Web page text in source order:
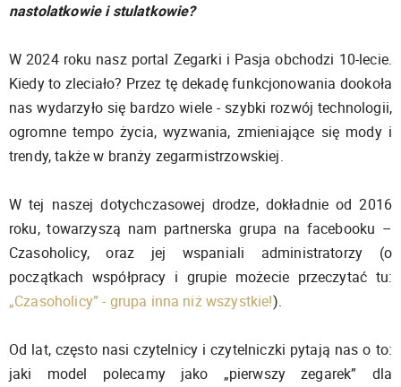
nastolatkowie i stulatkowie?
W 2024 roku nasz portal Zegarki i Pasja obchodzi 10-lecie.
Kiedy to zleciało? Przez tę dekadę funkcjonowania dookoła
nas wydarzyło się bardzo wiele - szybki rozwój technologii,
ogromne tempo życia, wyzwania, zmieniające się mody i
trendy, także w branży zegarmistrzowskiej.
W tej naszej dotychczasowej drodze, dokładnie od 2016
roku, towarzyszą nam partnerska grupa na facebooku –
Czasoholicy, oraz jej wspaniali administratorzy (o
początkach współpracy i grupie możecie przeczytać tu:
„Czasoholicy” - grupa inna niż wszystkie!).
Od lat, często nasi czytelnicy i czytelniczki pytają nas o to:
jaki model polecamy jako „pierwszy zegarek” dla